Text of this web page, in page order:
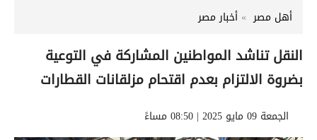
أهل مصر أخبار مصر
النقل تناشد المواطنين المشاركة في التوعية
بضروة الالتزام بعدم اقتحام مزلقانات القطارات
الجمعة 09 مايو 2025 | 08:50 مساءً